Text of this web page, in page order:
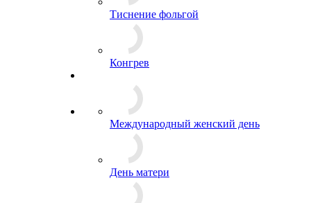
Тиснение фольгой
Конгрев
Международный женский день
День матери